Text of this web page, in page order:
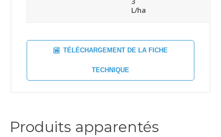
L/ha
TÉLÉCHARGEMENT DE LA FICHE
TECHNIQUE
Produits apparentés